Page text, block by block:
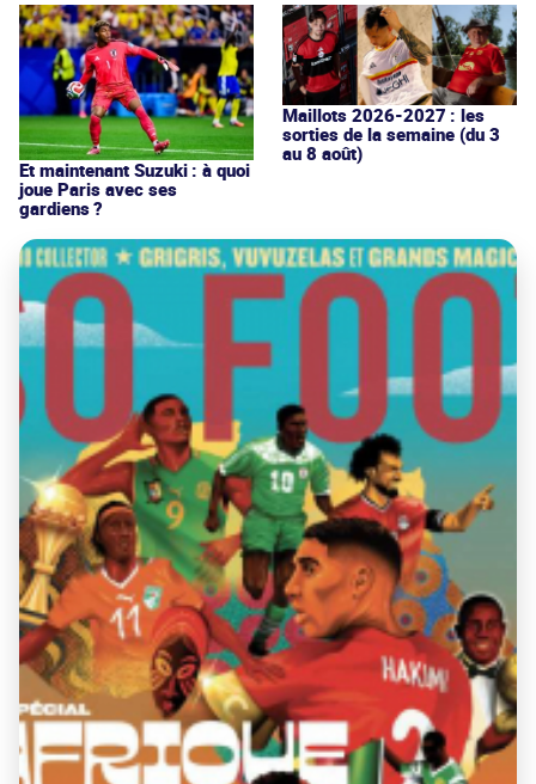
Et maintenant Suzuki : à quoi
joue Paris avec ses
gardiens ?
Maillots 2026-2027 : les
sorties de la semaine (du 3
au 8 août)